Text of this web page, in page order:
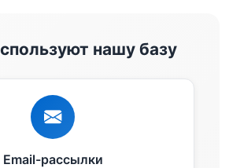
нашу базу
Email-рассылки